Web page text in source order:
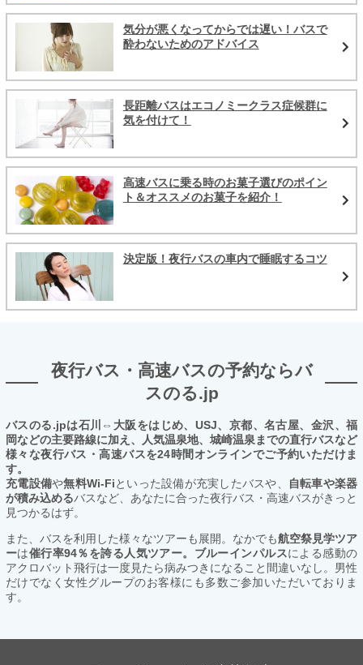
気分が悪くなってからでは遅い！バスで
酔わないためのアドバイス
長距離バスはエコノミークラス症候群に
気を付けて！
高速バスに乗る時のお菓子選びのポイン
ト＆オススメのお菓子を紹介！
決定版！夜行バスの車内で睡眠するコツ
夜行バス・高速バスの予約ならバ
スのる.jp
バスのる.jpは石川⇔大阪をはじめ、USJ、京都、名古屋、金沢、福
岡などの主要路線に加え、人気温泉地、城崎温泉までの直行バスなど
様々な夜行バス・高速バスを24時間オンラインでご予約いただけま
す。
充電設備や無料Wi-Fiといった設備が充実したバスや、
自転車や楽器
が積み込めるバスなど、あなたに合った夜行バス・高速バスがきっと
見つかるはず。
また、バスを利用した様々なツアーも展開。なかでも航空祭見学ツア
ーは催行率94％を誇る人気ツアー。ブルーインパルスによる感動の
アクロバット飛行は一度見たら病みつきになること間違いなし。男性
だけでなく女性グループのお客様にも多数ご参加いただいておりま
す。